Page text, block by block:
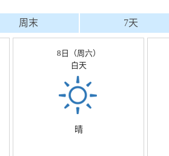
周末 7天
8日（周六）
白天
晴